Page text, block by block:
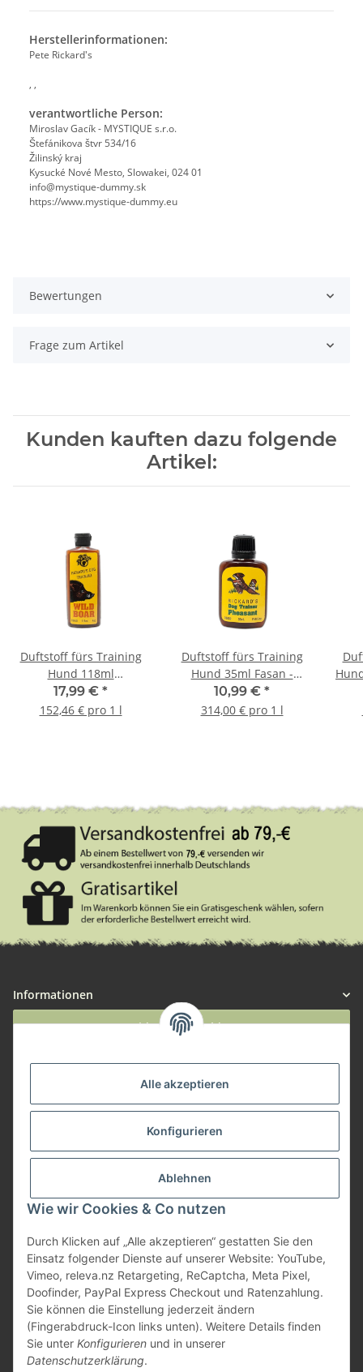
Alle akzeptieren
Konfigurieren
Ablehnen
Wie wir Cookies & Co nutzen
Durch Klicken auf „Alle akzeptieren“ gestatten Sie den
Einsatz folgender Dienste auf unserer Website: YouTube,
Vimeo, releva.nz Retargeting, ReCaptcha, Meta Pixel,
Doofinder, PayPal Express Checkout und Ratenzahlung.
Sie können die Einstellung jederzeit ändern
(Fingerabdruck-Icon links unten). Weitere Details finden
Sie unter Konfigurieren und in unserer
Datenschutzerklärung.
Herstellerinformationen:
Pete Rickard's
, ,
verantwortliche Person:
Miroslav Gacík - MYSTIQUE s.r.o.
Štefánikova štvr 534/16
Žilinský kraj
Kysucké Nové Mesto, Slowakei, 024 01
info@mystique-dummy.sk
https://www.mystique-dummy.eu
Bewertungen
Frage zum Artikel
Kunden kauften dazu folgende
Artikel:
Duftstoff fürs Training
Hund 118ml
Wildschwein - Wild Boar
17,99 € *
152,46 € pro 1 l
Duftstoff fürs Training
Hund 35ml Fasan -
Pheasant
10,99 € *
314,00 € pro 1 l
Informationen
Widerruf anmelden
Herstellerinformationen
* Alle Preise inkl. gesetzlicher USt., zzgl.